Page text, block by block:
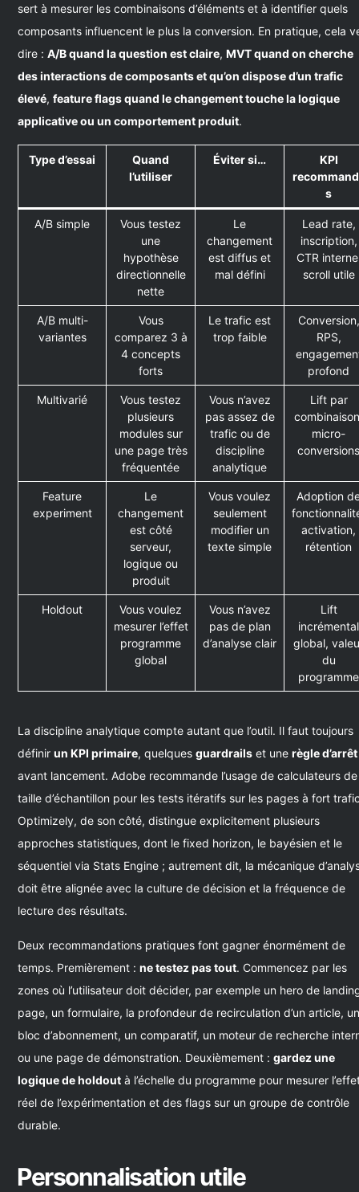
sert à mesurer les combinaisons d’éléments et à identifier quels
composants influencent le plus la conversion. En pratique, cela
dire :A/B quand la question est claire,MVT quand on cherche
des interactions de composants et qu’on dispose d’un trafic
élevé,feature flags quand le changement touche la logique
applicative ou un comportement produit.
Type d’essai
Quand
l’utiliser
Éviter si…
KPI
s
A/B simple
Vous testez
une
hypothèse
directionnelle
nette
Le
changement
est diffus et
mal défini
Lead rate,
inscription,
CTR
scroll utile
A/B multi-
variantes
Vous
comparez 3 à
4 concepts
forts
Le trafic est
trop faible
Conversion,
RPS,
profond
Multivarié
Vous testez
plusieurs
modules sur
une page très
fréquentée
Vous n’avez
pas assez de
trafic ou de
discipline
analytique
Lift par
micro-
Feature
experiment
Le
changement
est côté
serveur,
logique ou
produit
Vous voulez
seulement
modifier un
texte simple
Adoption
activation,
rétention
Holdout
Vous voulez
mesurer l’effet
programme
global
Vous n’avez
pas de plan
d’analyse clair
Lift
incrémental
global,
du
programme
La discipline analytique compte autant que l’outil. Il faut toujours
définirun KPI primaire, quelquesguardrails et unerègle d’arrêt
avant lancement. Adobe recommande l’usage de calculateurs de
taille d’échantillon pour les tests itératifs sur les pages à fort
Optimizely, de son côté, distingue explicitement plusieurs
approches statistiques, dont le fixed horizon, le bayésien et le
séquentiel via Stats Engine ; autrement dit, la mécanique
doit être alignée avec la culture de décision et la fréquence de
lecture des résultats.
Deux recommandations pratiques font gagner énormément de
temps. Premièrement :ne testez pas tout. Commencez par les
zones où l’utilisateur doit décider, par exemple un hero de
page, un formulaire, la profondeur de recirculation d’un article,
bloc d’abonnement, un comparatif, un moteur de recherche
ou une page de démonstration. Deuxièmement :gardez une
logique de holdout à l’échelle du programme pour mesurer
réel de l’expérimentation et des flags sur un groupe de contrôle
durable.
Personnalisation utile